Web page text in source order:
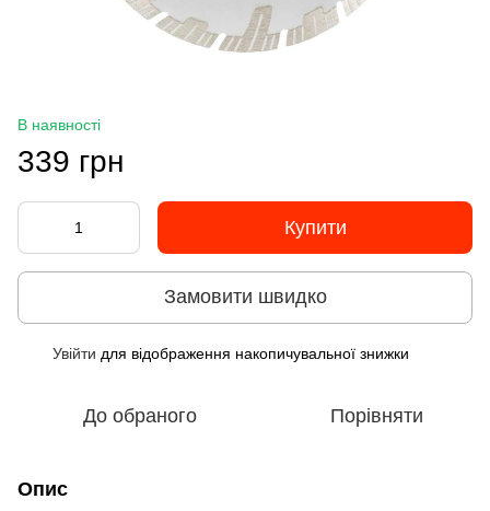
В наявності
339 грн
Купити
Замовити швидко
Увійти для відображення накопичувальної знижки
До обраного Порівняти
Опис